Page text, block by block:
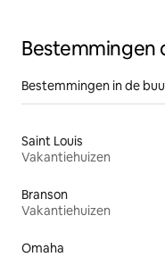
Bestemmingen
Bestemmingen in de
Saint Louis
Vakantiehuizen
Branson
Vakantiehuizen
Omaha